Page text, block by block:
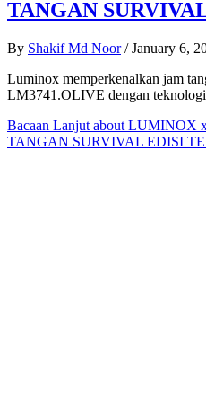
TANGAN
By Shakif Md Noor / January 6,
Luminox memperkenalkan jam
LM3741.OLIVE dengan teknologi
Bacaan Lanjut about LUMINOX
TANGAN SURVIVAL EDISI